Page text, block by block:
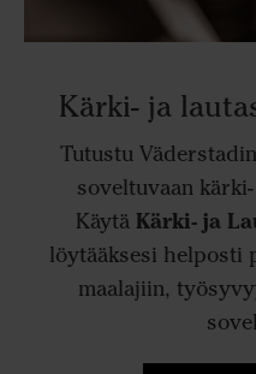
Kärki- ja
Tutustu
soveltuvaan
KäytäKärki- ja
löytääksesi helposti
maalajiin,